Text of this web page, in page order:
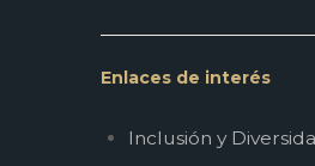
Enlaces de interés
Inclusión y